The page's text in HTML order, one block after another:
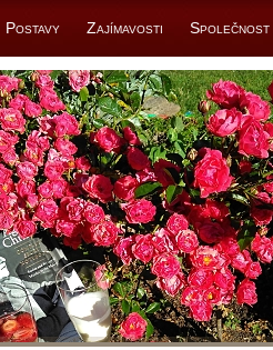
Postavy Zajímavosti Společnost